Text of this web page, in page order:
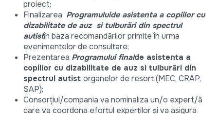
proiect;
Finalizarea Programuluide asistenta a copiilor cu
dizabilitate de auz si tulburări din spectrul
autistîn baza recomandărilor primite în urma
evenimentelor de consultare;
Prezentarea Programului finalde asistenta a
copiilor cu dizabilitate de auz si tulburări din
spectrul autist organelor de resort (MEC, CRAP,
SAP);
Consorțiul/compania va nominaliza un/o expert/ă
care va coordona efortul experților și va asigura